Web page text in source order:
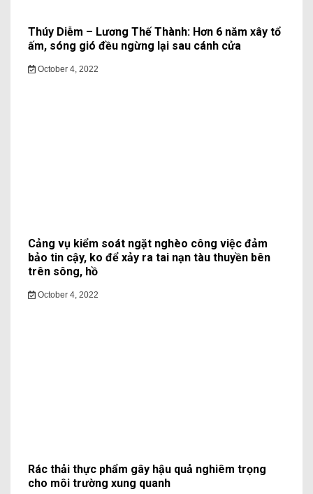
Thúy Diễm – Lương Thế Thành: Hơn 6 năm xây tổ
ấm, sóng gió đều ngừng lại sau cánh cửa
October 4, 2022
Cảng vụ kiểm soát ngặt nghèo công việc đảm
bảo tin cậy, ko để xảy ra tai nạn tàu thuyền bên
trên sông, hồ
October 4, 2022
Rác thải thực phẩm gây hậu quả nghiêm trọng
cho môi trường xung quanh